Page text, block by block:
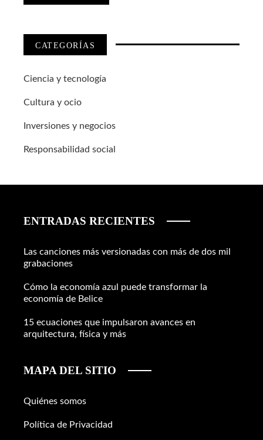
CATEGORÍAS
Ciencia y tecnología
Cultura y ocio
Inversiones y negocios
Responsabilidad social
ENTRADAS RECIENTES
Las canciones más versionadas con más de dos mil
grabaciones
Cómo la economía azul puede transformar la
economía de Belice
15 ecuaciones que impulsaron avances en
arquitectura, física y más
MAPA DEL SITIO
Quiénes somos
Política de Privacidad